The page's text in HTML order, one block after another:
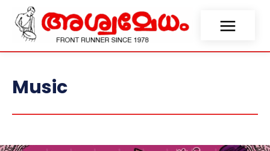
Music